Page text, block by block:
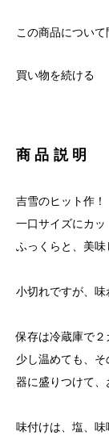
この商品につい
買い物を続ける
商品説明
吉雪のヒット作！
一口サイズにカッ
ふっくらと、美味
小切れですが、
保存は冷蔵庫で２
少し温めても、そ
器に盛りつけて、
味付けは、塩、